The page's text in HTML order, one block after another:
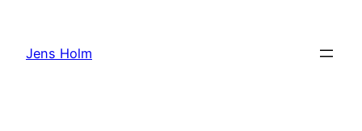
innehåll
Jens Holm